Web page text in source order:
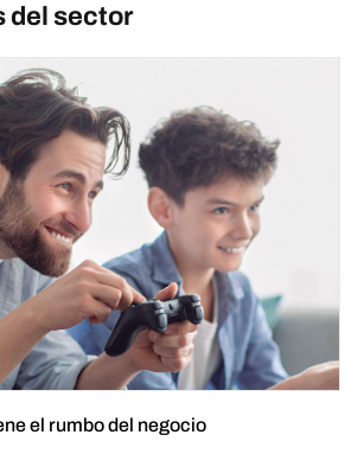
del sector
el rumbo del negocio